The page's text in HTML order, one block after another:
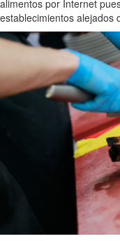
alimentos por Internet
establecimientos alejados